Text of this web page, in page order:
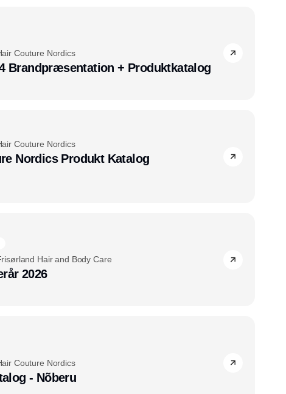
Couture Nordics
Brandpræsentation + Produktkatalog
Couture Nordics
Nordics Produkt Katalog
Hair and Body Care
2026
Couture Nordics
- Nõberu